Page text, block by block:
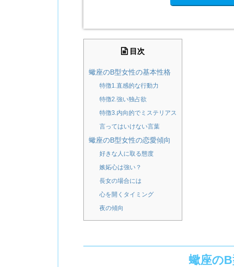
目次
蠍座のB型女性の基本性格
特徴1.直感的な行動力
特徴2.強い独占欲
特徴3.内向的でミステリアス
言ってはいけない言葉
蠍座のB型女性の恋愛傾向
好きな人に取る態度
嫉妬心は強い？
長女の場合には
心を開くタイミング
夜の傾向
蠍座の